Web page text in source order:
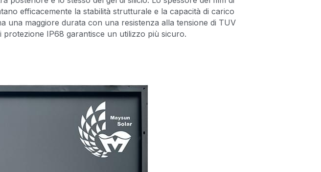
efficacemente la stabilità strutturale e la capacità di carico
maggiore durata con una resistenza alla tensione di TUV
protezione IP68 garantisce un utilizzo più sicuro.